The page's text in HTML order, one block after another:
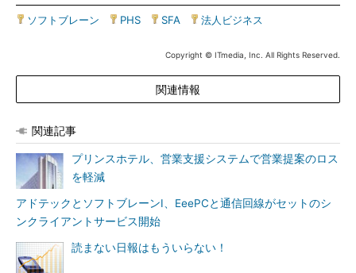
ソフトブレーン PHS SFA 法人ビジネス
Copyright © ITmedia, Inc. All Rights Reserved.
関連情報
関連記事
プリンスホテル、営業支援システムで営業提案のロス
を軽減
アドテックとソフトブレーンI、EeePCと通信回線がセットのシ
ンクライアントサービス開始
読まない日報はもういらない！